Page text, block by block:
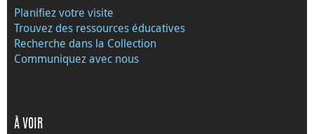
Planifiez votre visite
Trouvez des ressources éducatives
Recherche dans la Collection
Communiquez avec nous
À VOIR